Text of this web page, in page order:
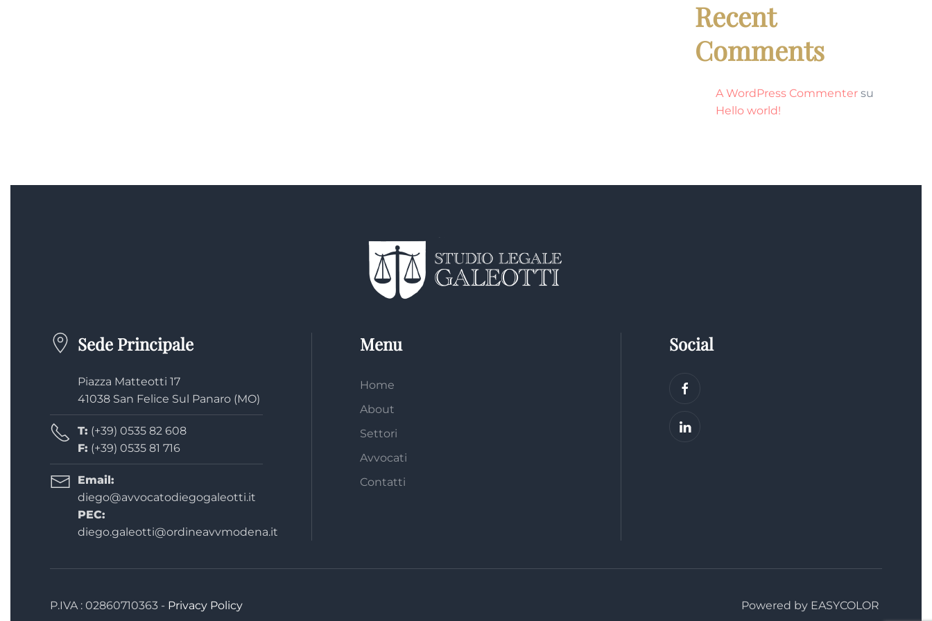
Recent
Comments
A WordPress Commenter su
Hello world!
Sede Principale
Piazza Matteotti 17
41038 San Felice Sul Panaro (MO)
T: (+39) 0535 82 608
F: (+39) 0535 81 716
Email:
diego@avvocatodiegogaleotti.it
PEC:
diego.galeotti@ordineavvmodena.it
Menu
Home
About
Settori
Avvocati
Contatti
Social
P.IVA : 02860710363 - Privacy Policy Powered by EASYCOLOR